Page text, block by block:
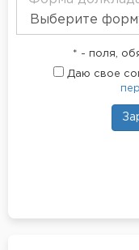
* - поля,
Даю свое